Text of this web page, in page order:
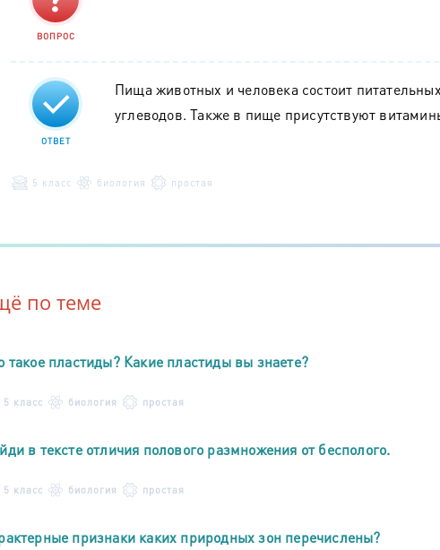
ВОПРОС
ОТВЕТ
Пища животных и человека состоит
углеводов. Также в пище присутствуют
5 класс биология простая
по теме
такое пластиды? Какие пластиды вы знаете?
5 класс биология простая
в тексте отличия полового размножения от бесполого.
5 класс биология простая
признаки каких природных зон перечислены?